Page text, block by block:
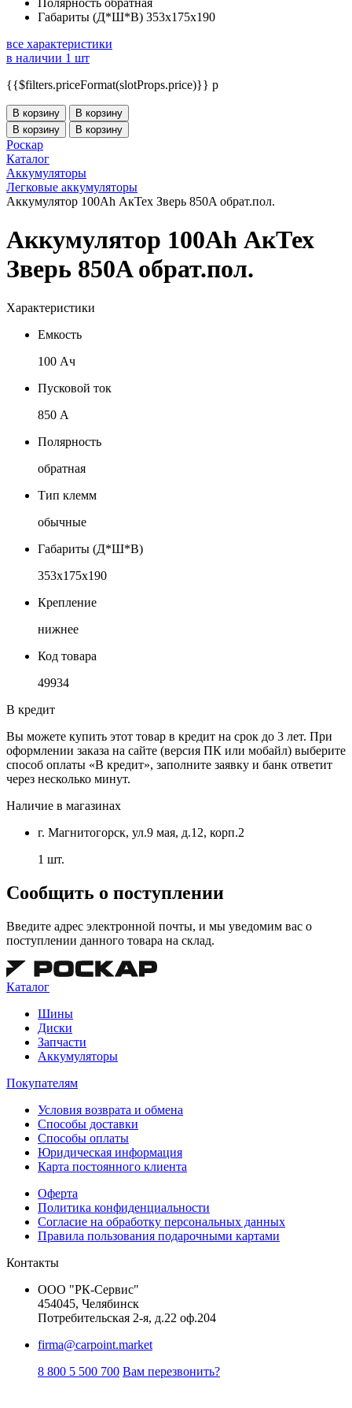
Полярность обратная
Габариты (Д*Ш*В) 353x175x190
все характеристики
в наличии 1 шт
{{$filters.priceFormat(slotProps.price)}} p
В корзину
В корзину
В корзину
В корзину
Роскар
Каталог
Аккумуляторы
Легковые аккумуляторы
Аккумулятор 100Ah АкТех Зверь 850A обрат.пол.
Аккумулятор 100Ah АкТех
Зверь 850A обрат.пол.
Характеристики
Емкость
100 Ач
Пусковой ток
850 А
Полярность
обратная
Тип клемм
обычные
Габариты (Д*Ш*В)
353x175x190
Крепление
нижнее
Код товара
49934
В кредит
Вы можете купить этот товар в кредит на срок до 3 лет. При
оформлении заказа на сайте (версия ПК или мобайл) выберите
способ оплаты «В кредит», заполните заявку и банк ответит
через несколько минут.
Наличие в магазинах
г. Магнитогорск, ул.9 мая, д.12, корп.2
1 шт.
Сообщить о поступлении
Введите адрес электронной почты, и мы уведомим вас о
поступлении данного товара на склад.
Каталог
Шины
Диски
Запчасти
Аккумуляторы
Покупателям
Условия возврата и обмена
Способы доставки
Способы оплаты
Юридическая информация
Карта постоянного клиента
Оферта
Политика конфиденциальности
Согласие на обработку персональных данных
Правила пользования подарочными картами
Контакты
ООО "РК-Сервис"
454045, Челябинск
Потребительская 2-я, д.22 оф.204
firma@carpoint.market
8 800 5 500 700 Вам перезвонить?